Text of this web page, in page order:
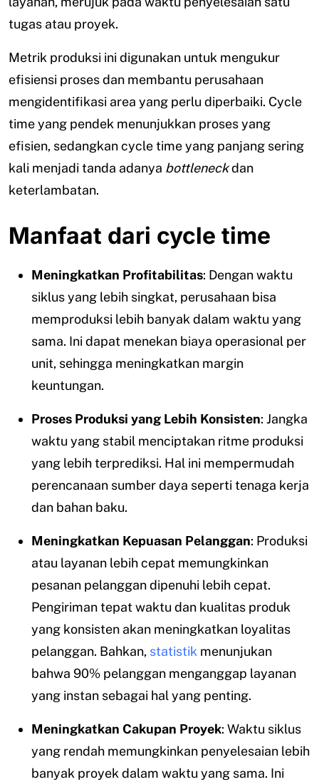
tugas atau proyek.
Metrik produksi ini digunakan untuk mengukur
efisiensi proses dan membantu perusahaan
mengidentifikasi area yang perlu diperbaiki. Cycle
time yang pendek menunjukkan proses yang
efisien, sedangkan cycle time yang panjang sering
kali menjadi tanda adanya bottleneckdan
keterlambatan.
Manfaat dari cycle time
Meningkatkan Profitabilitas: Dengan waktu
siklus yang lebih singkat, perusahaan bisa
memproduksi lebih banyak dalam waktu yang
sama. Ini dapat menekan biaya operasional per
unit, sehingga meningkatkan margin
keuntungan.
Proses Produksi yang Lebih Konsisten: Jangka
waktu yang stabil menciptakan ritme produksi
yang lebih terprediksi. Hal ini mempermudah
perencanaan sumber daya seperti tenaga kerja
dan bahan baku.
Meningkatkan Kepuasan Pelanggan: Produksi
atau layanan lebih cepat memungkinkan
pesanan pelanggan dipenuhi lebih cepat.
Pengiriman tepat waktu dan kualitas produk
yang konsisten akan meningkatkan loyalitas
pelanggan. Bahkan, statistik menunjukan
bahwa 90% pelanggan menganggap layanan
yang instan sebagai hal yang penting.
Meningkatkan Cakupan Proyek: Waktu siklus
yang rendah memungkinkan penyelesaian lebih
banyak proyek dalam waktu yang sama. Ini